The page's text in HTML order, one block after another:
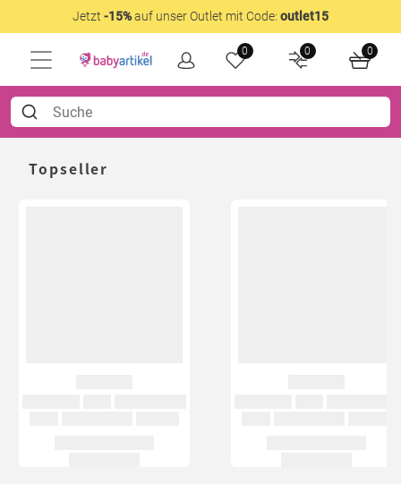
Jetzt -15%auf unser Outlet mit Code: outlet15
0 0 0
Topseller